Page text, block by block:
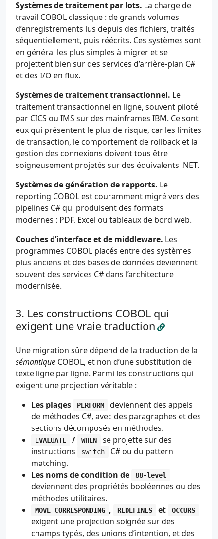
Systèmes de traitement par lots. La charge de
travail COBOL classique : de grands volumes
d’enregistrements lus depuis des fichiers, traités
séquentiellement, puis réécrits. Ces systèmes sont
en général les plus simples à migrer et se
projettent bien sur des services d’arrière-plan C#
et des I/O en flux.
Systèmes de traitement transactionnel. Le
traitement transactionnel en ligne, souvent piloté
par CICS ou IMS sur des mainframes IBM. Ce sont
eux qui présentent le plus de risque, car les limites
de transaction, le comportement de rollback et la
gestion des connexions doivent tous être
soigneusement projetés sur des équivalents .NET.
Systèmes de génération de rapports. Le
reporting COBOL est couramment migré vers des
pipelines C# qui produisent des formats
modernes : PDF, Excel ou tableaux de bord web.
Couches d’interface et de middleware. Les
programmes COBOL placés entre des systèmes
plus anciens et des bases de données deviennent
souvent des services C# dans l’architecture
modernisée.
Les constructions COBOL qui
exigent une vraie traduction
Une migration sûre dépend de la traduction de la
sémantique COBOL, et non d’une substitution de
texte ligne par ligne. Parmi les constructions qui
exigent une projection véritable :
Les plages
PERFORM
deviennent des appels
de méthodes C#, avec des paragraphes et des
sections décomposés en méthodes.
EVALUATE / WHEN
se projette sur des
instructions
switch
C# ou du pattern
matching.
Les noms de condition de
88-level
deviennent des propriétés booléennes ou des
méthodes utilitaires.
MOVE CORRESPONDING , REDEFINES et OCCURS
exigent une projection soignée sur des
champs typés, des unions d’intention, et des